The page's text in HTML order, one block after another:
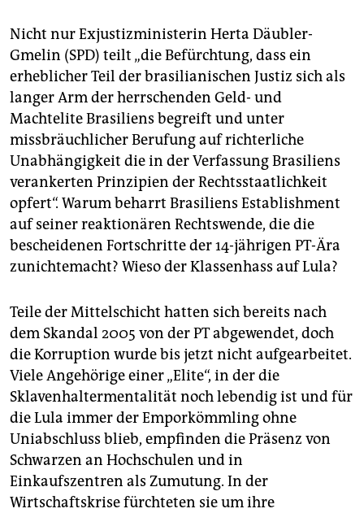
Nicht nur Exjustizministerin Herta Däubler-
Gmelin (SPD) teilt „die Befürchtung, dass ein
erheblicher Teil der brasilianischen Justiz sich als
langer Arm der herrschenden Geld- und
Machtelite Brasiliens begreift und unter
missbräuchlicher Berufung auf richterliche
Unabhängigkeit die in der Verfassung Brasiliens
verankerten Prinzipien der Rechtsstaatlichkeit
opfert“. Warum beharrt Brasiliens Establishment
auf seiner reaktionären Rechtswende, die die
bescheidenen Fortschritte der 14-jährigen PT-Ära
zunichtemacht? Wieso der Klassenhass auf Lula?
Teile der Mittelschicht hatten sich bereits nach
dem Skandal 2005 von der PT abgewendet, doch
die Korruption wurde bis jetzt nicht aufgearbeitet.
Viele Angehörige einer „Elite“, in der die
Sklavenhaltermentalität noch lebendig ist und für
die Lula immer der Emporkömmling ohne
Uniabschluss blieb, empfinden die Präsenz von
Schwarzen an Hochschulen und in
Einkaufszentren als Zumutung. In der
Wirtschaftskrise fürchteten sie um ihre